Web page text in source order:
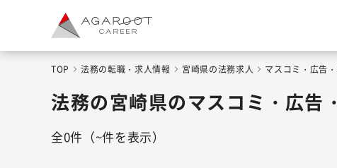
TOP 法務の転職・求人情報 宮崎県の法務求人 マスコミ・広告
法務の宮崎県のマスコミ・広告
全0件 （~件を表示）